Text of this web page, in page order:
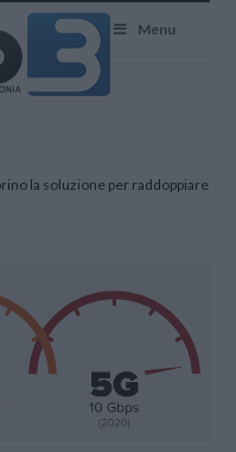
Menu
la soluzione per raddoppiare